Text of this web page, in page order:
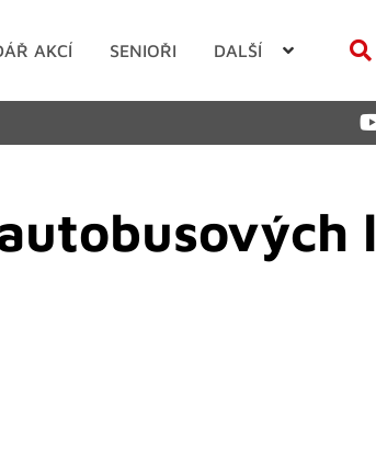
AKCÍ SENIOŘI DALŠÍ